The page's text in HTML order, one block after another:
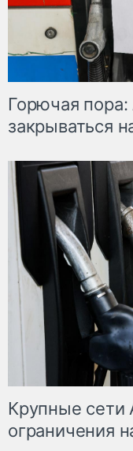
Горючая
закрываться
Крупные сети
ограничения